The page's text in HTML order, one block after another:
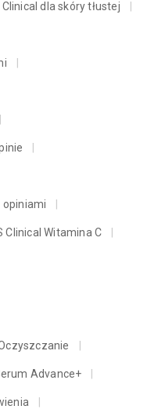
Clinical dla skóry tłustej
opiniami
Clinical Witamina C
Advance+